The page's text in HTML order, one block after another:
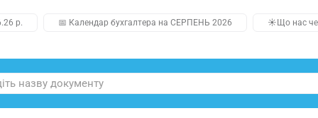
р. 📅 Календар бухгалтера на СЕРПЕНЬ 2026 ☀️Що нас